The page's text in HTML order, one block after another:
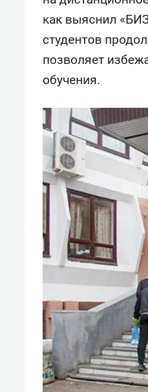
как выяснил
студентов
позволяет
обучения.